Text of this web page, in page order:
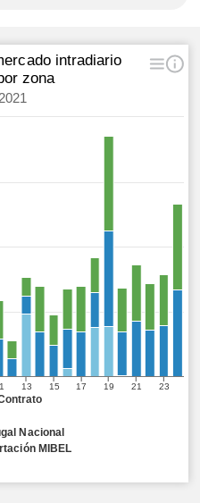
intradiario
zona
13 15 17 19 21 23
Nacional
MIBEL